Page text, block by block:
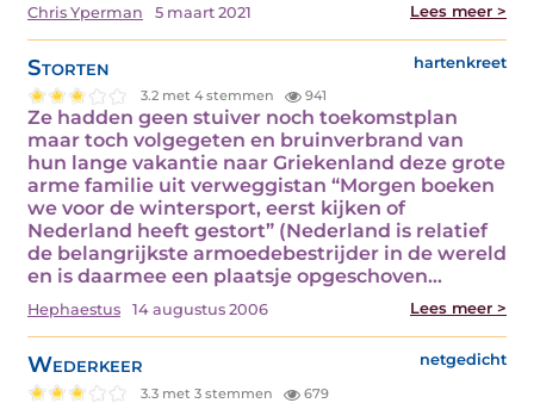
Chris Yperman 5 maart 2021 Lees meer >
Storten hartenkreet
3.2 met 4 stemmen 941
Ze hadden geen stuiver noch toekomstplan
maar toch volgegeten en bruinverbrand van
hun lange vakantie naar Griekenland deze grote
arme familie uit verweggistan “Morgen boeken
we voor de wintersport, eerst kijken of
Nederland heeft gestort” (Nederland is relatief
de belangrijkste armoedebestrijder in de wereld
en is daarmee een plaatsje opgeschoven…
Hephaestus 14 augustus 2006 Lees meer >
Wederkeer netgedicht
3.3 met 3 stemmen 679